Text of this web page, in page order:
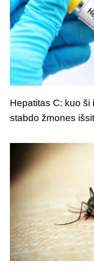
Hepatitas C: kuo ši
stabdo žmones